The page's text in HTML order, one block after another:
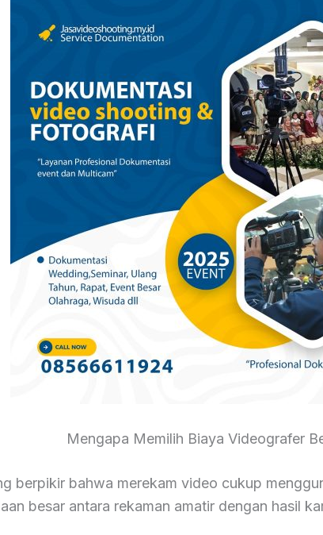
Mengapa Memilih Biaya Videografer
berpikir bahwa merekam video cukup
besar antara rekaman amatir dengan hasil